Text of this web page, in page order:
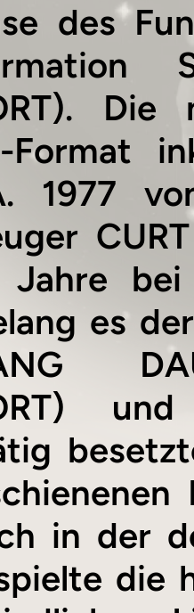
des
Format
1977
bei
es
in der
die